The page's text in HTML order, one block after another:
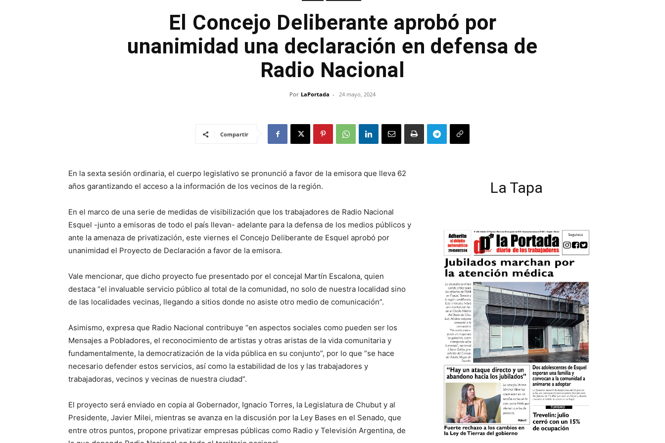
El Concejo Deliberante aprobó por
unanimidad una declaración en defensa de
Radio Nacional
Por LaPortada - 24 mayo, 2024
Compartir
En la sexta sesión ordinaria, el cuerpo legislativo se pronunció a favor de la emisora que lleva 62
años garantizando el acceso a la información de los vecinos de la región.
En el marco de una serie de medidas de visibilización que los trabajadores de Radio Nacional
Esquel -junto a emisoras de todo el país llevan- adelante para la defensa de los medios públicos y
ante la amenaza de privatización, este viernes el Concejo Deliberante de Esquel aprobó por
unanimidad el Proyecto de Declaración a favor de la emisora.
Vale mencionar, que dicho proyecto fue presentado por el concejal Martín Escalona, quien
destaca “el invaluable servicio público al total de la comunidad, no solo de nuestra localidad sino
de las localidades vecinas, llegando a sitios donde no asiste otro medio de comunicación”.
Asimismo, expresa que Radio Nacional contribuye “en aspectos sociales como pueden ser los
Mensajes a Pobladores, el reconocimiento de artistas y otras aristas de la vida comunitaria y
fundamentalmente, la democratización de la vida pública en su conjunto”, por lo que “se hace
necesario defender estos servicios, así como la estabilidad de los y las trabajadores y
trabajadoras, vecinos y vecinas de nuestra ciudad”.
El proyecto será enviado en copia al Gobernador, Ignacio Torres, la Legislatura de Chubut y al
Presidente, Javier Milei, mientras se avanza en la discusión por la Ley Bases en el Senado, que
entre otros puntos, propone privatizar empresas públicas como Radio y Televisión Argentina, de
La Tapa